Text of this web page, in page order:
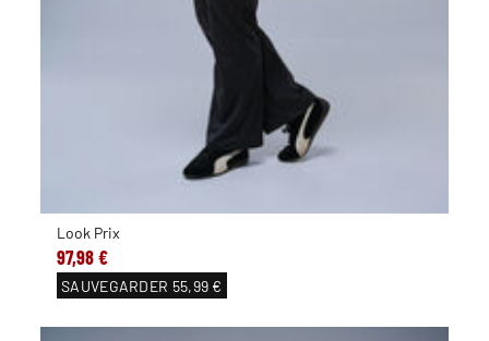
Look Prix
97,98 €
SAUVEGARDER 55,99 €